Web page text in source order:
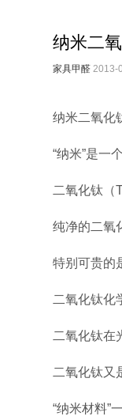
纳米二
家具甲醛 2013-
纳米二氧化
“纳米”是一
二氧化钛（
纯净的二氧
特别可贵的
二氧化钛化
二氧化钛在
二氧化钛又
“纳米材料”